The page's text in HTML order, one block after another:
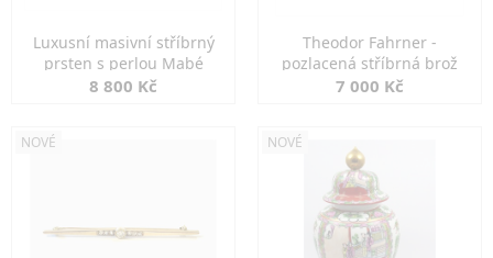
Luxusní masivní stříbrný
prsten s perlou Mabé
8 800 Kč
Theodor Fahrner -
pozlacená stříbrná brož
7 000 Kč
NOVÉ NOVÉ